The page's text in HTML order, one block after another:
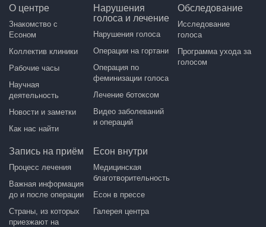
О центре
Знакомство с
Есоном
Коллектив клиники
Рабочие часы
Научная
деятельность
Новости и заметки
Как нас найти
Нарушения
голоса и лечение
Нарушения голоса
Операции на гортани
Операция по
феминизации голоса
Лечение ботоксом
Видео заболеваний
и операций
Обследование
Исследование
голоса
Программа ухода за
голосом
Запись на приём
Процесс лечения
Важная информация
до и после операции
Страны, из которых
приезжают на
Есон внутри
Медицинская
благотворительность
Есон в прессе
Галерея центра